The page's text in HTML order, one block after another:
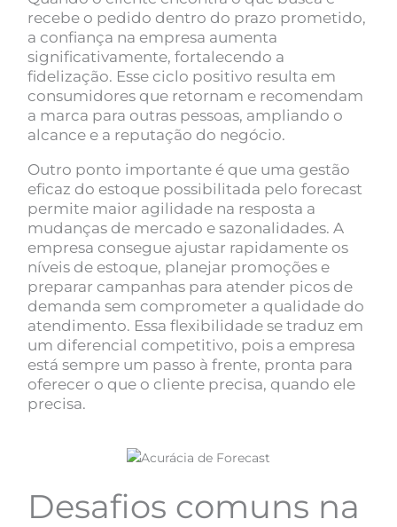
recebe o pedido dentro do prazo prometido,
a confiança na empresa aumenta
significativamente, fortalecendo a
fidelização. Esse ciclo positivo resulta em
consumidores que retornam e recomendam
a marca para outras pessoas, ampliando o
alcance e a reputação do negócio.
Outro ponto importante é que uma gestão
eficaz do estoque possibilitada pelo forecast
permite maior agilidade na resposta a
mudanças de mercado e sazonalidades. A
empresa consegue ajustar rapidamente os
níveis de estoque, planejar promoções e
preparar campanhas para atender picos de
demanda sem comprometer a qualidade do
atendimento. Essa flexibilidade se traduz em
um diferencial competitivo, pois a empresa
está sempre um passo à frente, pronta para
oferecer o que o cliente precisa, quando ele
precisa.
Desafios comuns na